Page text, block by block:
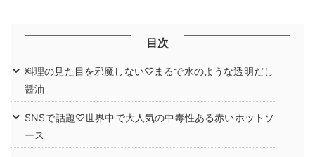
目次
料理の見た目を邪魔しない♡まるで水のような透明だし
醤油
SNSで話題♡世界中で大人気の中毒性ある赤いホットソ
ース